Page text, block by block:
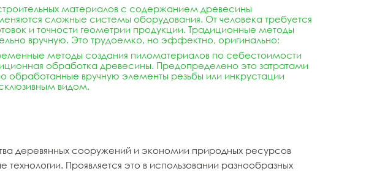
материалов с содержанием древесины
сложные системы оборудования. От человека требуется
и точности геометрии продукции. Традиционные методы
вручную. Это трудоемко, но эффектно, оригинально;
методы создания пиломатериалов по себестоимости
обработка древесины. Предопределено это затратами
обработанные вручную элементы резьбы или инкрустации
видом.
деревянных сооружений и экономии природных ресурсов
Проявляется это в использовании разнообразных